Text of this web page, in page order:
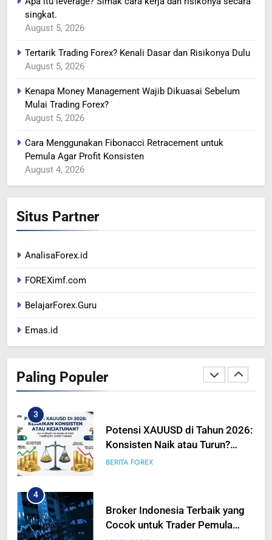
singkat.
August 5, 2026
Tertarik Trading Forex? Kenali Dasar dan Risikonya Dulu
August 5, 2026
Kenapa Money Management Wajib Dikuasai Sebelum
Mulai Trading Forex?
August 5, 2026
Cara Menggunakan Fibonacci Retracement untuk
Pemula Agar Profit Konsisten
August 4, 2026
Situs Partner
AnalisaForex.id
FOREXimf.com
BelajarForex.Guru
Emas.id
Paling Populer
RESESI
BERITA FOREX
US DOLAR REBOUND DARI
LEVEL TERENDAH 1 TAHUN
Bersiap
Potensi XAUUSD di Tahun 2026:
Emas untuk Trader Pintar
4
Broker Indonesia Terbaik yang
5